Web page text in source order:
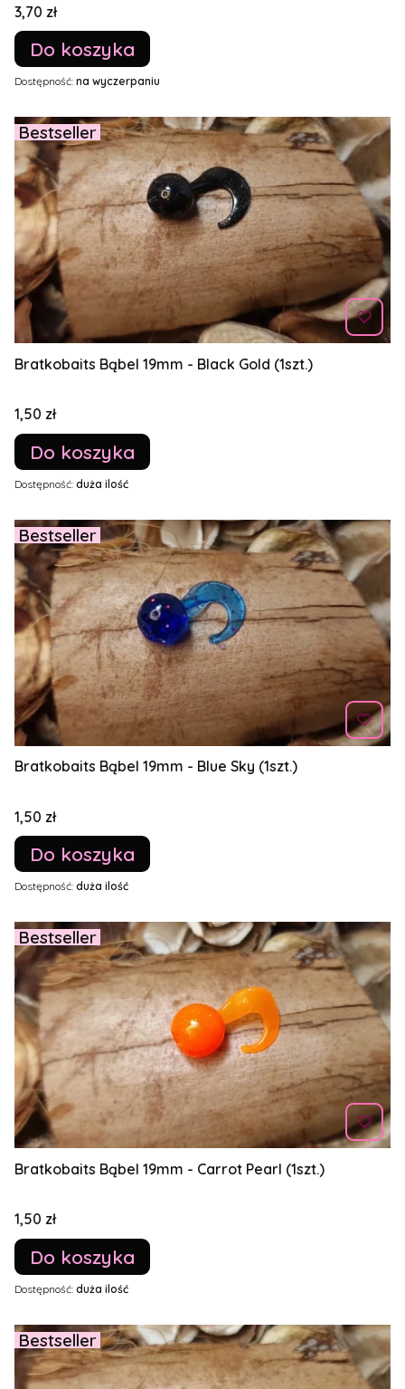
Cena
3,70 zł
Do koszyka
Dostępność: na wyczerpaniu
Bestseller
Bratkobaits Bąbel 19mm - Black Gold (1szt.)
Cena
1,50 zł
Do koszyka
Dostępność: duża ilość
Bestseller
Bratkobaits Bąbel 19mm - Blue Sky (1szt.)
Cena
1,50 zł
Do koszyka
Dostępność: duża ilość
Bestseller
Bratkobaits Bąbel 19mm - Carrot Pearl (1szt.)
Cena
1,50 zł
Do koszyka
Dostępność: duża ilość
Bestseller